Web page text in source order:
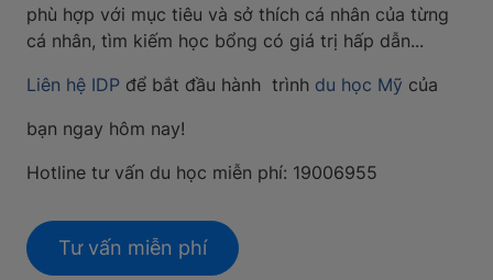
phù hợp với mục tiêu và sở thích cá nhân của từng
cá nhân, tìm kiếm học bổng có giá trị hấp dẫn...
Liên hệ IDP để bắt đầu hành trình du học Mỹ của
bạn ngay hôm nay!
Hotline tư vấn du học miễn phí: 19006955
Tư vấn miễn phí